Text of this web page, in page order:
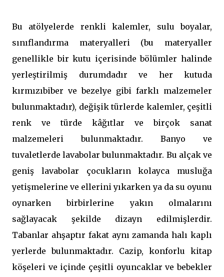
Bu atölyelerde renkli kalemler, sulu boyalar,
sınıflandırma materyalleri (bu materyaller
genellikle bir kutu içerisinde bölümler halinde
yerleştirilmiş durumdadır ve her kutuda
kırmızıbiber ve bezelye gibi farklı malzemeler
bulunmaktadır), değişik türlerde kalemler, çeşitli
renk ve türde kâğıtlar ve birçok sanat
malzemeleri bulunmaktadır. Banyo ve
tuvaletlerde lavabolar bulunmaktadır. Bu alçak ve
geniş lavabolar çocukların kolayca musluğa
yetişmelerine ve ellerini yıkarken ya da su oyunu
oynarken birbirlerine yakın olmalarını
sağlayacak şekilde dizayn edilmişlerdir.
Tabanlar ahşaptır fakat aynı zamanda halı kaplı
yerlerde bulunmaktadır. Cazip, konforlu kitap
köşeleri ve içinde çeşitli oyuncaklar ve bebekler